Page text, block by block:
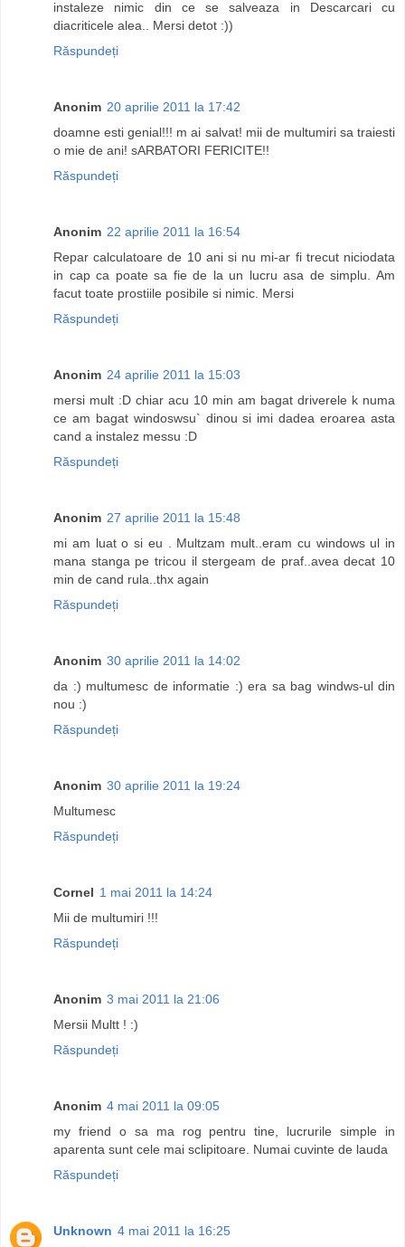
instaleze nimic din ce se salveaza in Descarcari cu
diacriticele alea.. Mersi detot :))
Răspundeți
Anonim 20 aprilie 2011 la 17:42
doamne esti genial!!! m ai salvat! mii de multumiri sa traiesti
o mie de ani! sARBATORI FERICITE!!
Răspundeți
Anonim 22 aprilie 2011 la 16:54
Repar calculatoare de 10 ani si nu mi-ar fi trecut niciodata
in cap ca poate sa fie de la un lucru asa de simplu. Am
facut toate prostiile posibile si nimic. Mersi
Răspundeți
Anonim 24 aprilie 2011 la 15:03
mersi mult :D chiar acu 10 min am bagat driverele k numa
ce am bagat windoswsu` dinou si imi dadea eroarea asta
cand a instalez messu :D
Răspundeți
Anonim 27 aprilie 2011 la 15:48
mi am luat o si eu . Multzam mult..eram cu windows ul in
mana stanga pe tricou il stergeam de praf..avea decat 10
min de cand rula..thx again
Răspundeți
Anonim 30 aprilie 2011 la 14:02
da :) multumesc de informatie :) era sa bag windws-ul din
nou :)
Răspundeți
Anonim 30 aprilie 2011 la 19:24
Multumesc
Răspundeți
Cornel 1 mai 2011 la 14:24
Mii de multumiri !!!
Răspundeți
Anonim 3 mai 2011 la 21:06
Mersii Multt ! :)
Răspundeți
Anonim 4 mai 2011 la 09:05
my friend o sa ma rog pentru tine, lucrurile simple in
aparenta sunt cele mai sclipitoare. Numai cuvinte de lauda
Răspundeți
Unknown 4 mai 2011 la 16:25